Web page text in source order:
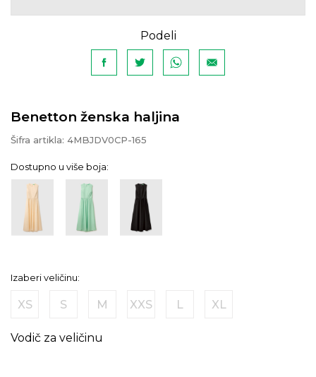
Podeli
Benetton ženska haljina
Šifra artikla: 4MBJDV0CP-165
Dostupno u više boja:
Izaberi veličinu:
XS S M XXS L XL
Vodič za veličinu